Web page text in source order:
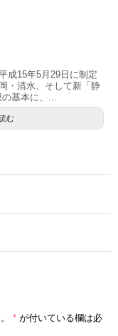
成15年5月29日に制定
・清水、そして新「静
基本に、...
む
* が付いている欄は必